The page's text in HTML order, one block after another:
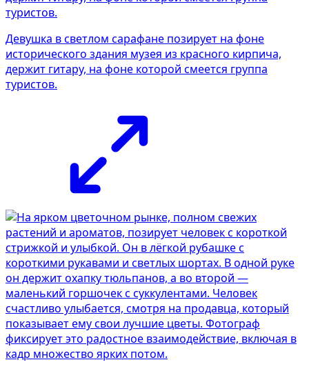
Девушка в светлом сарафане позирует на фоне
исторического здания музея из красного кирпича,
держит гитару, на фоне которой смеется группа
туристов.